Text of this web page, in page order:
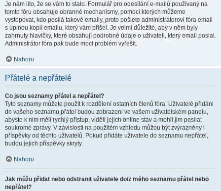
Je nám líto, že se vám to stalo. Formulář pro odesílání e-mailů používaný na
tomto fóru obsahuje obranné mechanismy, pomocí kterých můžeme
vystopovat, kdo posílá takové emaily, proto pošlete administrátorovi fóra email
s úplnou kopií emailu, který vám přišel. Je velmi důležité, aby v něm byly
zahrnuty hlavičky, které obsahují podrobné údaje o uživateli, který email poslal.
Administrátor fóra pak bude moci problém vyřešit.
Nahoru
Přátelé a nepřátelé
Co jsou seznamy přátel a nepřátel?
Tyto seznamy můžete použít k rozdělení ostatních členů fóra. Uživatelé přidáni
do vašeho seznamu přátel budou zobrazeni ve vašem uživatelském panelu,
abyste k nim měli rychlý přístup, viděli jejich online stav a mohli jim posílat
soukromé zprávy. V závislosti na použitém vzhledu můžou být zvýrazněny i
příspěvky od těchto uživatelů. Pokud přidáte uživatele do seznamu nepřátel,
budou jejich příspěvky skryty.
Nahoru
Jak můžu přidat nebo odstranit uživatele do/z mého seznamu přátel nebo
nepřátel?